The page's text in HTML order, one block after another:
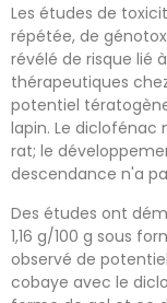
Les études de
répétée, de
révélé de risque lié
thérapeutiques
potentiel
lapin. Le diclofénac
rat; le
descendance n'a
Des études ont
1,16 g/100 g sous
observé de
cobaye avec le